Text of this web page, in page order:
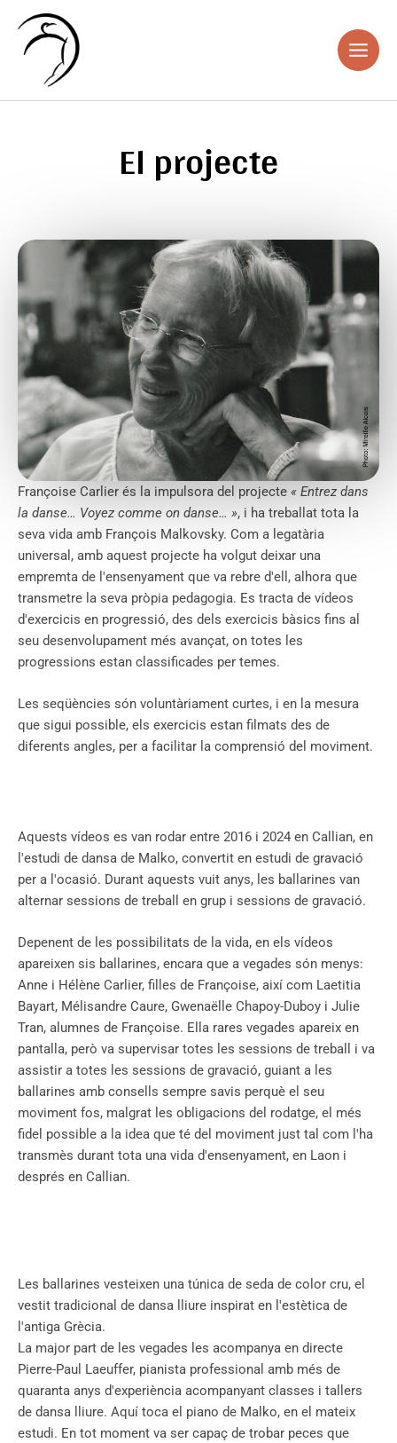
contenu
El projecte
Françoise Carlier és la impulsora del projecte « Entrez dans
la danse… Voyez comme on danse… », i ha treballat tota la
seva vida amb François Malkovsky. Com a legatària
universal, amb aquest projecte ha volgut deixar una
empremta de l'ensenyament que va rebre d'ell, alhora que
transmetre la seva pròpia pedagogia. Es tracta de vídeos
d'exercicis en progressió, des dels exercicis bàsics fins al
seu desenvolupament més avançat, on totes les
progressions estan classificades per temes.
Les seqüències són voluntàriament curtes, i en la mesura
que sigui possible, els exercicis estan filmats des de
diferents angles, per a facilitar la comprensió del moviment.
Aquests vídeos es van rodar entre 2016 i 2024 en Callian, en
l'estudi de dansa de Malko, convertit en estudi de gravació
per a l'ocasió. Durant aquests vuit anys, les ballarines van
alternar sessions de treball en grup i sessions de gravació.
Depenent de les possibilitats de la vida, en els vídeos
apareixen sis ballarines, encara que a vegades són menys:
Anne i Hélène Carlier, filles de Françoise, així com Laetitia
Bayart, Mélisandre Caure, Gwenaëlle Chapoy-Duboy i Julie
Tran, alumnes de Françoise. Ella rares vegades apareix en
pantalla, però va supervisar totes les sessions de treball i va
assistir a totes les sessions de gravació, guiant a les
ballarines amb consells sempre savis perquè el seu
moviment fos, malgrat les obligacions del rodatge, el més
fidel possible a la idea que té del moviment just tal com l'ha
transmès durant tota una vida d'ensenyament, en Laon i
després en Callian.
Les ballarines vesteixen una túnica de seda de color cru, el
vestit tradicional de dansa lliure inspirat en l'estètica de
l'antiga Grècia.
La major part de les vegades les acompanya en directe
Pierre-Paul Laeuffer, pianista professional amb més de
quaranta anys d'experiència acompanyant classes i tallers
de dansa lliure. Aquí toca el piano de Malko, en el mateix
estudi. En tot moment va ser capaç de trobar peces que